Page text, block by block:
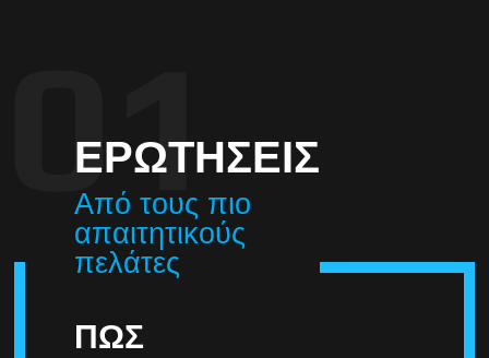
ΕΡΩΤΉΣΕΙΣ
Από τους πιο
απαιτητικούς
πελάτες
ΠΏΣ